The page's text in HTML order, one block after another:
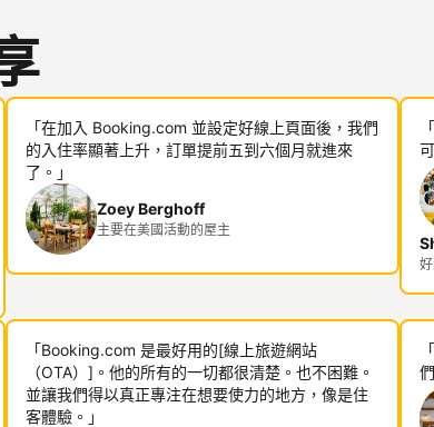
「在加入 Booking.com 並設定好線上頁面後，我們
的入住率顯著上升，訂單提前五到六個月就進來
了。」
Zoey Berghoff
主要在美國活動的屋主
「Booking.com 是最好用的[線上旅遊網站
（OTA）]。他的所有的一切都很清楚。也不困難。
並讓我們得以真正專注在想要使力的地方，像是住
客體驗。」